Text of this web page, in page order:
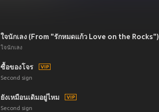
ใจนักเลง (From "รักหมดแก้ว Love on the Rocks")
ใจนักเลง
ซื้อของโจร
Second sign
ยังเหมือนเดิมอยู่ไหม
Second sign